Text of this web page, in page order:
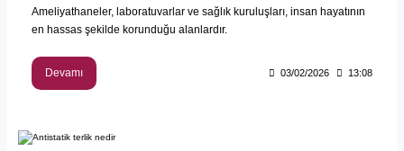
Ameliyathaneler, laboratuvarlar ve sağlık kuruluşları, insan hayatının
en hassas şekilde korunduğu alanlardır.
Devamı 03/02/2026 13:08